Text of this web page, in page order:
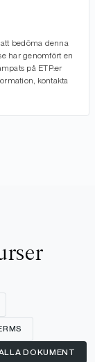
bedöma denna
har genomfört en
på ETP:er
kontakta
DOKUMENT